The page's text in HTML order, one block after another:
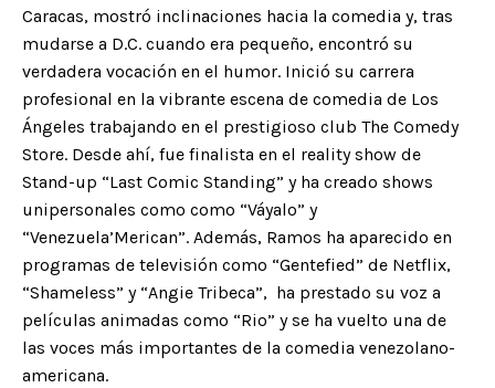
Caracas, mostró inclinaciones hacia la comedia y, tras
mudarse a D.C. cuando era pequeño, encontró su
verdadera vocación en el humor. Inició su carrera
profesional en la vibrante escena de comedia de Los
Ángeles trabajando en el prestigioso club The Comedy
Store. Desde ahí, fue finalista en el reality show de
Stand-up “Last Comic Standing” y ha creado shows
unipersonales como como “Váyalo” y
“Venezuela’Merican”. Además, Ramos ha aparecido en
programas de televisión como “Gentefied” de Netflix,
“Shameless” y “Angie Tribeca”, ha prestado su voz a
películas animadas como “Rio” y se ha vuelto una de
las voces más importantes de la comedia venezolano-
americana.